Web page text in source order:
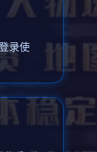
录使